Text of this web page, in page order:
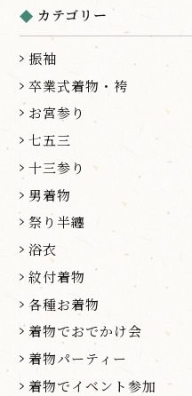
カテゴリー
振袖
卒業式着物・袴
お宮参り
七五三
十三参り
男着物
祭り半纏
浴衣
紋付着物
各種お着物
着物でおでかけ会
着物パーティー
着物でイベント参加